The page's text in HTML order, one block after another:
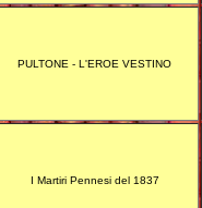
PULTONE - L'EROE VESTINO
I Martiri Pennesi del 1837